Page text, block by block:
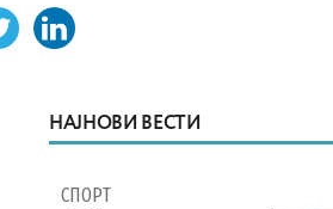
НАЈНОВИ ВЕСТИ
СПОРТ